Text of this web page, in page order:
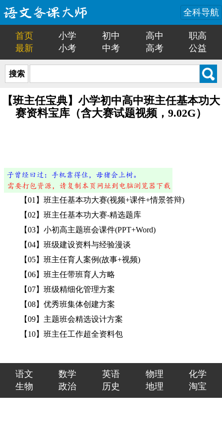
全科导航
首页 小学 初中 高中
职高
最新
小考 中考 高考 公益
搜索
【班主任宝典】小学初中高中班主任基本功大
赛资料宝库（含大赛试题视频，9.02G）
【01】班主任基本功大赛(视频+课件+情景答辩)
【02】班主任基本功大赛-精选题库
【03】小初高主题班会课件(PPT+Word)
【04】班级建设资料与经验漫谈
【05】班主任育人案例(故事+视频)
【06】班主任带班育人方略
【07】班级精细化管理方案
【08】优秀班集体创建方案
【09】主题班会精选设计方案
【10】班主任工作超全资料包
语文 数学 英语 物理
化学
生物
政治 历史 地理 淘宝